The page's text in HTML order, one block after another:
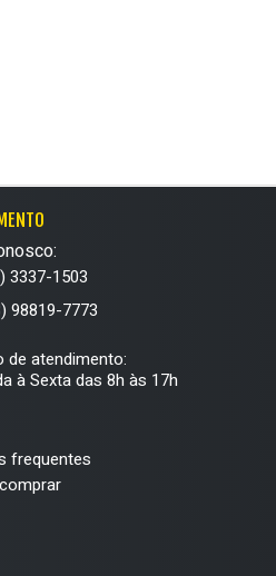
3337-1503
98819-7773
de atendimento:
à Sexta das 8h às 17h
frequentes